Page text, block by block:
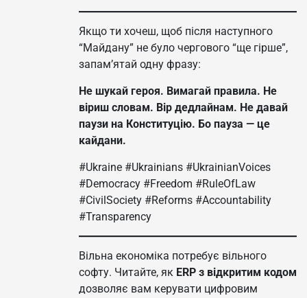
Якщо ти хочеш, щоб після наступного
“Майдану” не було чергового “ще гірше”,
запам’ятай одну фразу:
Не шукай героя. Вимагай правила. Не
віриш словам. Вір дедлайнам. Не давай
паузи на Конституцію. Бо пауза — це
кайдани.
#Ukraine #Ukrainians #UkrainianVoices
#Democracy #Freedom #RuleOfLaw
#CivilSociety #Reforms #Accountability
#Transparency
Вільна економіка потребує вільного
софту. Читайте, як ERP з відкритим кодом
дозволяє вам керувати цифровим